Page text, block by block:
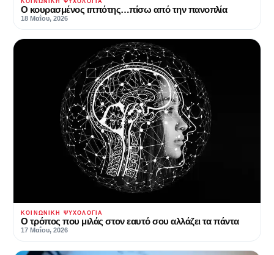
Ο κουρασμένος ιππότης…πίσω από την πανοπλία
18 Μαΐου, 2026
ΚΟΙΝΩΝΙΚΉ ΨΥΧΟΛΟΓΊΑ
Ο τρόπος που μιλάς στον εαυτό σου αλλάζει τα πάντα
17 Μαΐου, 2026